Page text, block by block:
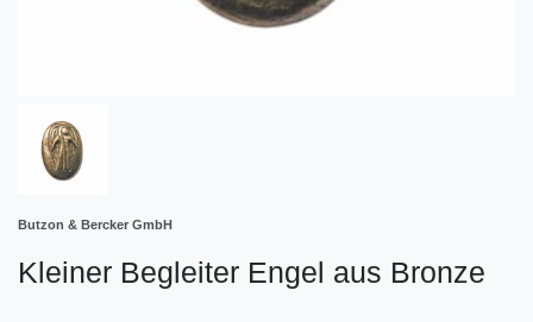
Butzon & Bercker GmbH
Kleiner Begleiter Engel aus Bronze